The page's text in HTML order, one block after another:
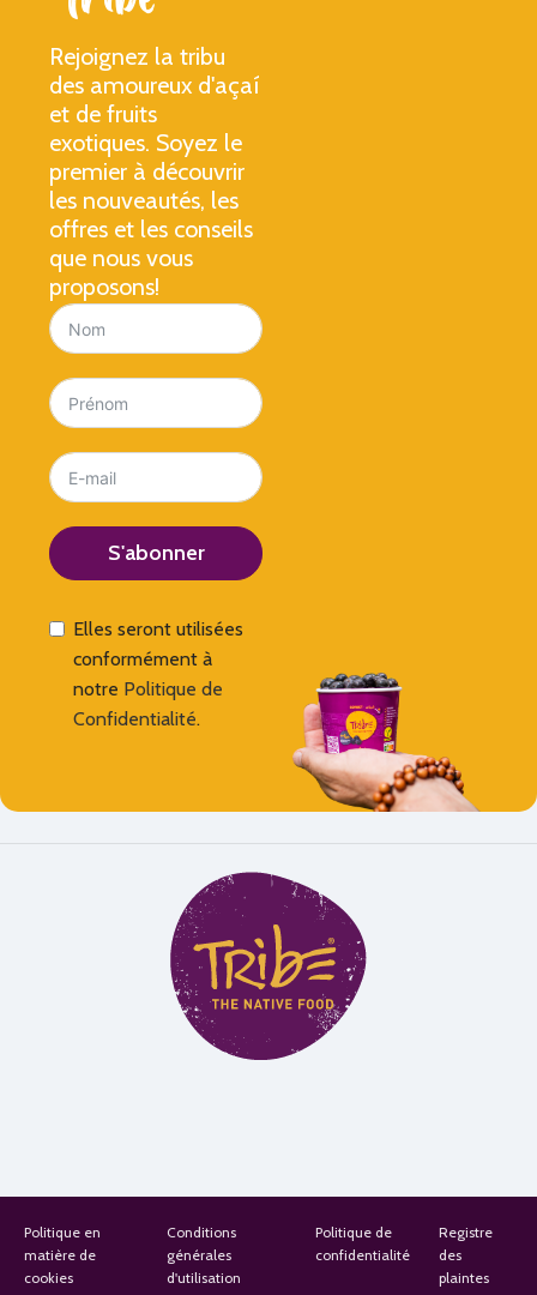
Rejoignez la tribu
des amoureux d'açaí
et de fruits
exotiques. Soyez le
premier à découvrir
les nouveautés, les
offres et les conseils
que nous vous
proposons!
S'abonner
Elles seront utilisées
conformément à
notre Politique de
Confidentialité.
Politique en
matière de
cookies
Conditions
générales
d'utilisation
Politique de
confidentialité
Registre
des
plaintes